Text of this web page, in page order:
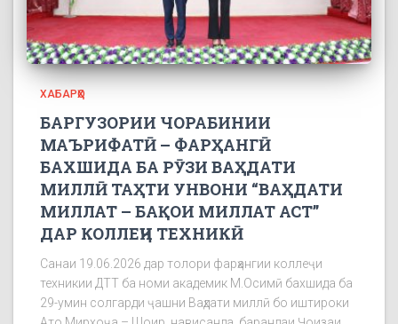
ХАБАРҲО
БАРГУЗОРИИ ЧОРАБИНИИ
МАЪРИФАТӢ – ФАРҲАНГӢ
БАХШИДА БА РӮЗИ ВАҲДАТИ
МИЛЛӢ ТАҲТИ УНВОНИ “ВАҲДАТИ
МИЛЛАТ – БАҚОИ МИЛЛАТ АСТ”
ДАР КОЛЛЕҶИ ТЕХНИКӢ
Санаи 19.06.2026 дар толори фарҳангии коллеҷи
техникии ДТТ ба номи академик М.Осимӣ бахшида ба
29-умин солгарди ҷашни Ваҳдати миллӣ бо иштироки